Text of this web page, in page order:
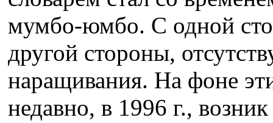
мумбо-юмбо. С одной
другой стороны,
наращивания. На фоне
недавно, в 1996 г.,